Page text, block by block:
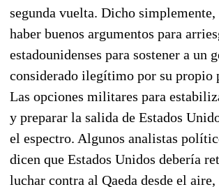
segunda vuelta. Dicho simplemente,
haber buenos argumentos para
estadounidenses para sostener a un
considerado ilegítimo por su propio
Las opciones militares para
y preparar la salida de Estados
el espectro. Algunos analistas
dicen que Estados Unidos debería
luchar contra al Qaeda desde el aire,